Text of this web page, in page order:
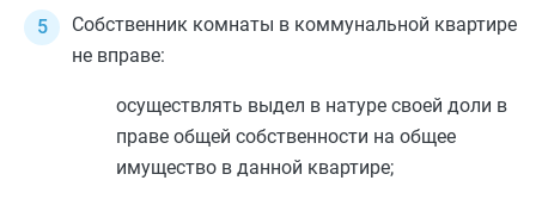
Собственник комнаты в коммунальной квартире
не вправе:
осуществлять выдел в натуре своей доли в
праве общей собственности на общее
имущество в данной квартире;